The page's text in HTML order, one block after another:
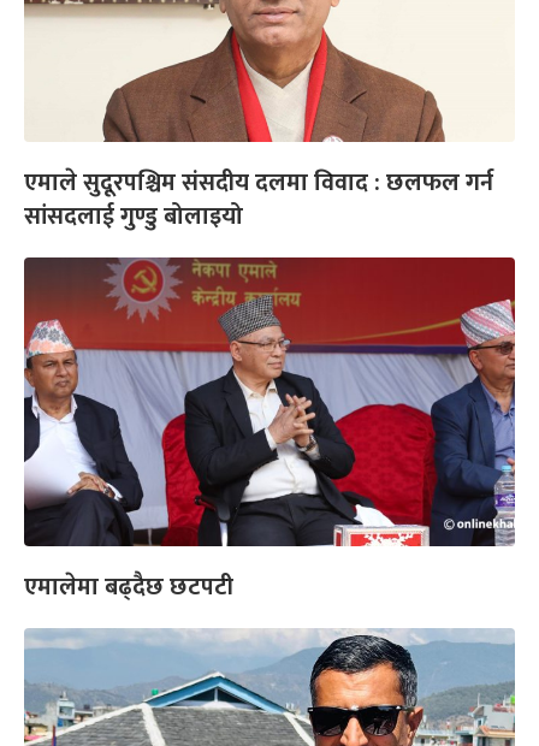
एमाले सुदूरपश्चिम संसदीय दलमा विवाद : छलफल गर्न
सांसदलाई गुण्डु बोलाइयो
एमालेमा बढ्दैछ छटपटी